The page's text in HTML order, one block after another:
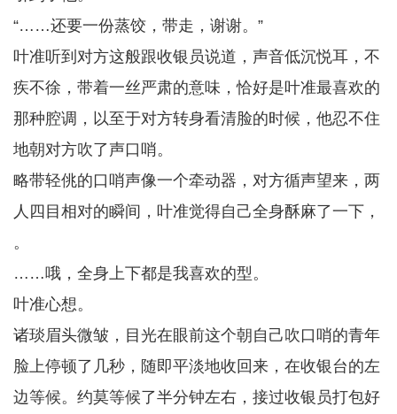
“……还要一份蒸饺，带走，谢谢。”
叶准听到对方这般跟收银员说道，声音低沉悦耳，不
疾不徐，带着一丝严肃的意味，恰好是叶准最喜欢的
那种腔调，以至于对方转身看清脸的时候，他忍不住
地朝对方吹了声口哨。
略带轻佻的口哨声像一个牵动器，对方循声望来，两
人四目相对的瞬间，叶准觉得自己全身酥麻了一下，
。
……哦，全身上下都是我喜欢的型。
叶准心想。
诸琰眉头微皱，目光在眼前这个朝自己吹口哨的青年
脸上停顿了几秒，随即平淡地收回来，在收银台的左
边等候。约莫等候了半分钟左右，接过收银员打包好